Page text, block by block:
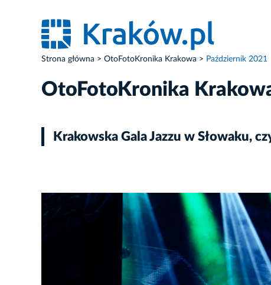
Strona główna OtoFotoKronika Krakowa Październik 2021
OtoFotoKronika
Krakowska Gala Jazzu w Słowaku,